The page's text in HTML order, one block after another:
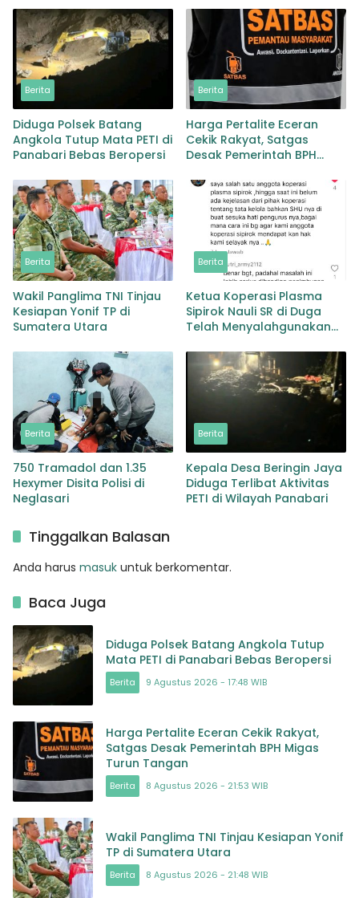
Berita
Diduga Polsek Batang
Angkola Tutup Mata PETI di
Panabari Bebas Beropersi
Berita
Harga Pertalite Eceran
Cekik Rakyat, Satgas
Desak Pemerintah BPH
Berita
Wakil Panglima TNI Tinjau
Kesiapan Yonif TP di
Sumatera Utara
Berita
Ketua Koperasi Plasma
Sipirok Nauli SR di Duga
Telah Menyalahgunakan
Berita
750 Tramadol dan 1.35
Hexymer Disita Polisi di
Neglasari
Berita
Kepala Desa Beringin Jaya
Diduga Terlibat Aktivitas
PETI di Wilayah Panabari
Tinggalkan Balasan
Anda harus masuk untuk berkomentar.
Baca Juga
Diduga Polsek Batang Angkola Tutup
Mata PETI di Panabari Bebas Beropersi
Berita 9 Agustus 2026 - 17:48 WIB
Harga Pertalite Eceran Cekik Rakyat,
Satgas Desak Pemerintah BPH Migas
Turun Tangan
Berita 8 Agustus 2026 - 21:53 WIB
Wakil Panglima TNI Tinjau Kesiapan Yonif
TP di Sumatera Utara
Berita 8 Agustus 2026 - 21:48 WIB